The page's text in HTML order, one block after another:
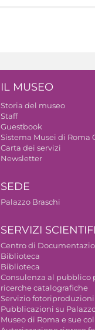
IL MUSEO
Storia del museo
Staff
Guestbook
Sistema Musei di Roma
Carta dei servizi
Newsletter
SEDE
Palazzo Braschi
SERVIZI
Centro di
Biblioteca
Biblioteca
Consulenza al pubblico
ricerche catalografiche
Servizio fotoriproduzioni
Pubblicazioni su
Museo di Roma e sue